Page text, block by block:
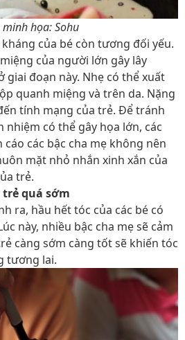
minh họa: Sohu
của bé còn tương đối yếu.
của người lớn gây lây
giai đoạn này. Nhẹ có thể xuất
quanh miệng và trên da. Nặng
tính mạng của trẻ. Để tránh
có thể gây họa lớn, các
các bậc cha mẹ không nên
mặt nhỏ nhắn xinh xắn của
trẻ.
trẻ quá sớm
ra, hầu hết tóc của các bé có
này, nhiều bậc cha mẹ sẽ cảm
càng sớm càng tốt sẽ khiến tóc
tương lai.